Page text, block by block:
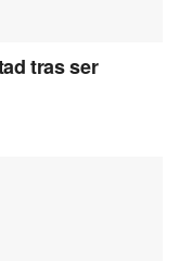
tras ser